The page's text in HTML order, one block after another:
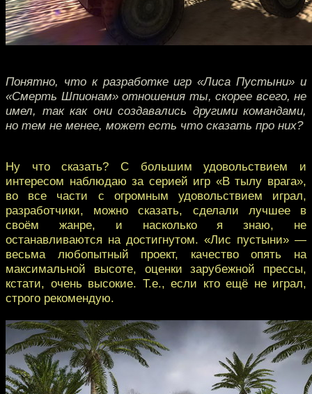
Понятно, что к разработке игр «Лиса Пустыни» и
«Смерть Шпионам» отношения ты, скорее всего, не
имел, так как они создавались другими командами,
но тем не менее, может есть что сказать про них?
Ну что сказать? С большим удовольствием и
интересом наблюдаю за серией игр «В тылу врага»,
во все части с огромным удовольствием играл,
разработчики, можно сказать, сделали лучшее в
своём жанре, и насколько я знаю, не
останавливаются на достигнутом. «Лис пустыни» —
весьма любопытный проект, качество опять на
максимальной высоте, оценки зарубежной прессы,
кстати, очень высокие. Т.е., если кто ещё не играл,
строго рекомендую.